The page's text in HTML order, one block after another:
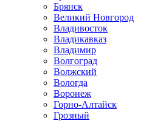
Брянск
Великий Новгород
Владивосток
Владикавказ
Владимир
Волгоград
Волжский
Вологда
Воронеж
Горно-Алтайск
Грозный